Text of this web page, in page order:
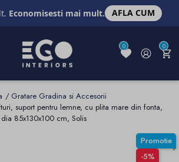
Economisesti mai mult. AFLA CUM
0 0
Gratare Gradina si Accesorii
suport pentru lemne, cu plita mare din fonta,
85x130x100 cm, Solis
Promotie
-5%